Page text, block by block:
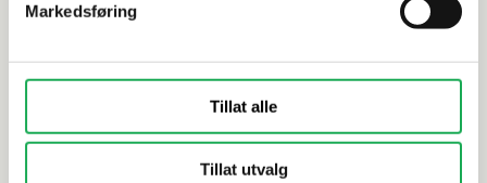
Markedsføring
Tillat alle
Tillat utvalg